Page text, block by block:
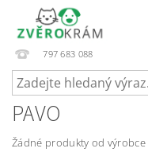
797 683 088
PAVO
Žádné produkty od výrobce